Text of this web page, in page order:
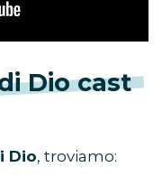
Dio cast
Dio, troviamo: